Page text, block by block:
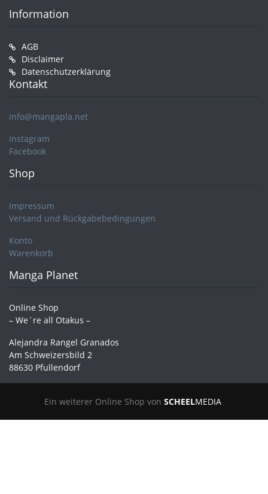
Information
AGB
Disclaimer
Datenschutzerklärung
Kontakt
info@mangapla.net
Instagram
Facebook
Shop
Impressum
Versand und Rückgabebedingungen
Konto
Warenkorb
Manga Planet
Online Shop
– We´re all Otakus –
Alejandra Rangel Granados
Am Schweizersbild 2
88630 Pfullendorf
Ein weiterer Online Shop von SCHEELMEDIA